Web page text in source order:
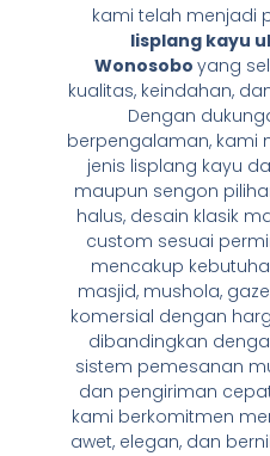
kami telah menjadi
lisplang kayu
Wonosobo yang
kualitas, keindahan,
Dengan
berpengalaman, kami
jenis lisplang kayu
maupun sengon
halus, desain klasik
custom sesuai
mencakup
masjid, mushola,
komersial dengan
dibandingkan
sistem pemesanan
dan pengiriman
kami berkomitmen
awet, elegan, dan